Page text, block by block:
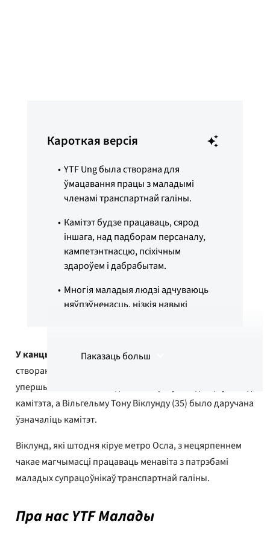
Кароткая версія
YTF Ung была створана для
ўмацавання працы з маладымі
членамі транспартнай галіны.
Камітэт будзе працаваць, сярод
іншага, над падборам персаналу,
кампетэнтнасцю, псіхічным
здароўем і дабрабытам.
Многія маладыя людзі адчуваюць
няўпэўненасць, нізкія навыкі
Рэзюмэ ствараецца з дапамогай
Паказаць больш
У канцы студзеняадбылася сустрэча нядаўна
створанага моладзевага камітэта, YTF Малады,
упершыню. Восем маладых YTF -еры ўваходзяць у склад
камітэта, а Вільгельму Тону Віклунду (35) было даручана
ўзначаліць камітэт.
Віклунд, які штодня кіруе метро Осла, з нецярпеннем
чакае магчымасці працаваць менавіта з патрэбамі
маладых супрацоўнікаў транспартнай галіны.
Пра нас YTF Малады